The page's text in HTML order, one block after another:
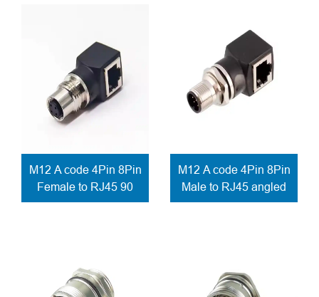
M12 A code 4Pin 8Pin
Female to RJ45 90
degree network
M12 A code 4Pin 8Pin
Male to RJ45 angled
adapter screw lock